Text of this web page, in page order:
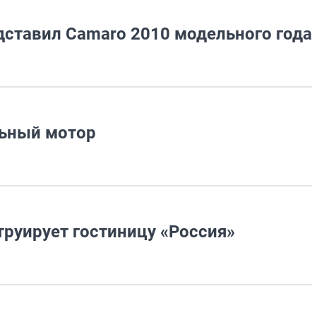
Camaro 2010 модельного года
мотор
гостиницу «Россия»